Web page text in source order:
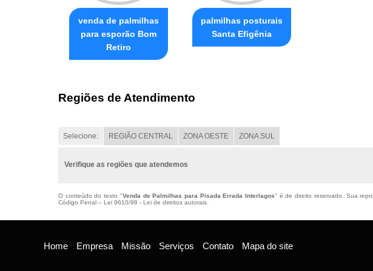
venda de palmilhas
para esporão Bom
Retiro
palmilhas posturais
Santa Efigênia
Regiões de Atendimento
Selecione: REGIÃO CENTRAL ZONA OESTE ZONA SUL
Verifique as regiões que atendemos
O conteúdo do texto "Venda de Palmilhas para Pisada Errada Interlagos" é de direito reservado. Sua
Código Penal – Lei 9610/98 - Lei de direitos autorais
Home Empresa Missão Serviços Contato Mapa do site